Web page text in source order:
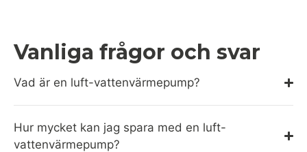
Vanliga frågor och svar
Vad är en luft-vattenvärmepump?
Hur mycket kan jag spara med en luft-
vattenvärmepump?